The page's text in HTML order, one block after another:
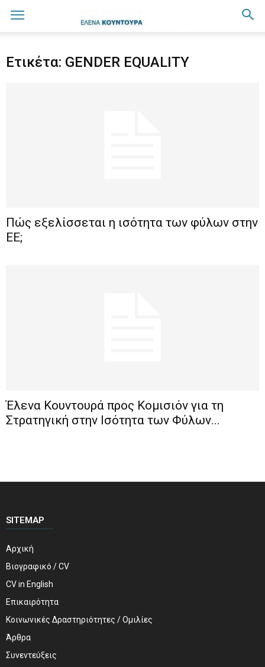
Ετικέτα: GENDER EQUALITY
Πώς εξελίσσεται η ισότητα των φύλων στην
ΕΕ;
Έλενα Κουντουρά προς Κομισιόν για τη
Στρατηγική στην Ισότητα των Φύλων...
SITEMAP
Αρχική
Βιογραφικό / CV
CV in English
Επικαιρότητα
Κοινωνικές Δραστηριότητες / Ομιλίες
Άρθρα
Συνεντεύξεις